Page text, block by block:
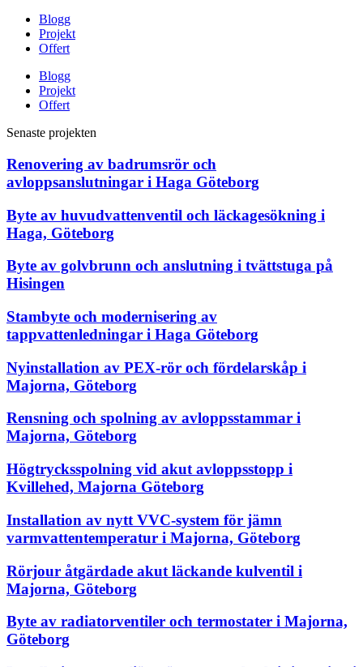
Blogg
Projekt
Offert
Blogg
Projekt
Offert
Senaste projekten
Renovering av badrumsrör och
avloppsanslutningar i Haga Göteborg
Byte av huvudvattenventil och läckagesökning i
Haga, Göteborg
Byte av golvbrunn och anslutning i tvättstuga på
Hisingen
Stambyte och modernisering av
tappvattenledningar i Haga Göteborg
Nyinstallation av PEX-rör och fördelarskåp i
Majorna, Göteborg
Rensning och spolning av avloppsstammar i
Majorna, Göteborg
Högtrycksspolning vid akut avloppsstopp i
Kvillehed, Majorna Göteborg
Installation av nytt VVC-system för jämn
varmvattentemperatur i Majorna, Göteborg
Rörjour åtgärdade akut läckande kulventil i
Majorna, Göteborg
Byte av radiatorventiler och termostater i Majorna,
Göteborg